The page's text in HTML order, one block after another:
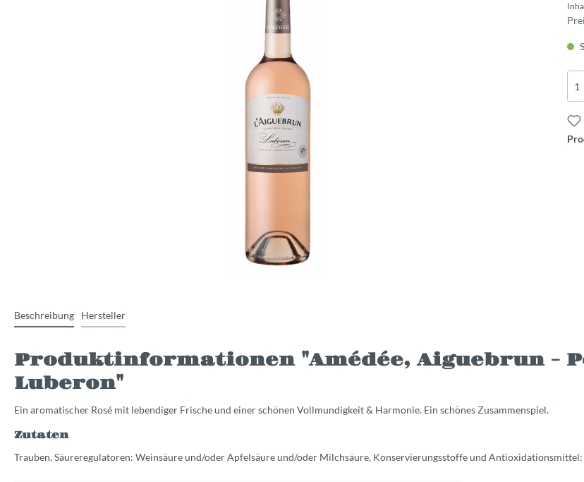
Beschreibung Hersteller
Produktinformationen "Amédée, Aiguebrun -
Luberon"
Ein aromatischer Rosé mit lebendiger Frische und einer schönen Vollmundigkeit & Harmonie. Ein schönes Zusammenspiel.
Zutaten
Trauben, Säureregulatoren: Weinsäure und/oder Apfelsäure und/oder Milchsäure, Konservierungsstoffe und Antioxidationsmittel: